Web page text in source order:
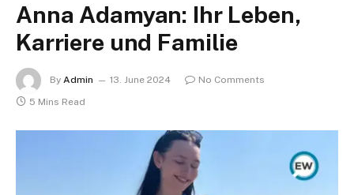
Anna Adamyan: Ihr Leben,
Karriere und Familie
By Admin 13. June 2024
No Comments
5 Mins Read